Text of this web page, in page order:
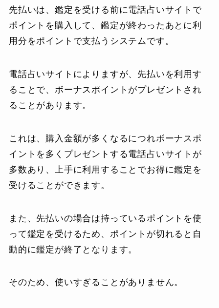
先払いは、鑑定を受ける前に電話占いサイトで
ポイントを購入して、鑑定が終わったあとに利
用分をポイントで支払うシステムです。
電話占いサイトによりますが、先払いを利用す
ることで、ボーナスポイントがプレゼントされ
ることがあります。
これは、購入金額が多くなるにつれボーナスポ
イントを多くプレゼントする電話占いサイトが
多数あり、上手に利用することでお得に鑑定を
受けることができます。
また、先払いの場合は持っているポイントを使
って鑑定を受けるため、ポイントが切れると自
動的に鑑定が終了となります。
そのため、使いすぎることがありません。